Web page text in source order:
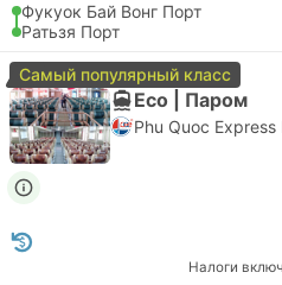
Фукуок Бай Вонг Порт
Ратьзя Порт
Самый популярный класс
Eco | Паром
Phu Quoc Express
Налоги